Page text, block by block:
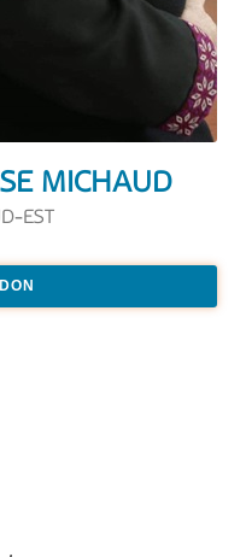
MICHAUD
EST